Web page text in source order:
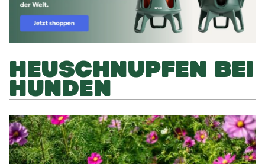
HEUSCHNUPFEN BEI
HUNDEN